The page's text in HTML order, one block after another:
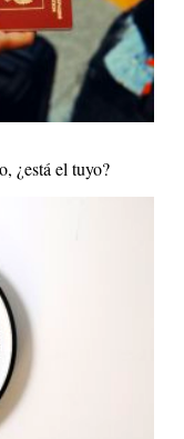
¿está el tuyo?